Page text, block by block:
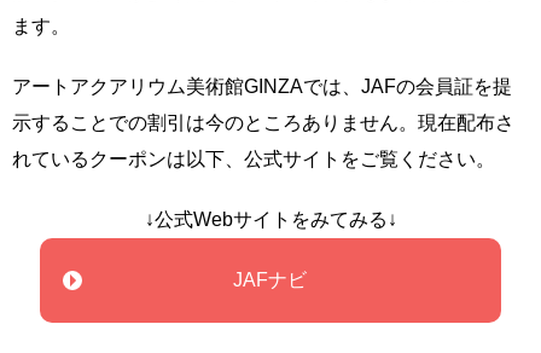
ます。
アートアクアリウム美術館GINZAでは、JAFの会員証を提
示することでの割引は今のところありません。現在配布さ
れているクーポンは以下、公式サイトをご覧ください。
↓公式Webサイトをみてみる↓
JAFナビ